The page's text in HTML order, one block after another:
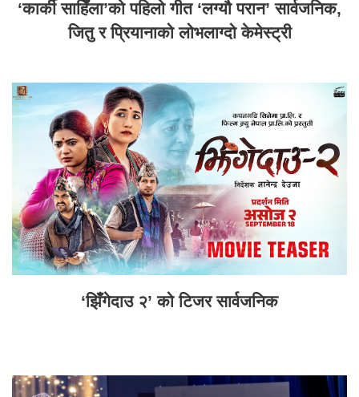
‘कार्की साहिँला’को पहिलो गीत ‘लग्यौ परान’ सार्वजनिक,
जितु र प्रियानाको लोभलाग्दो केमेस्ट्री
‘झिँगेदाउ २’ को टिजर सार्वजनिक